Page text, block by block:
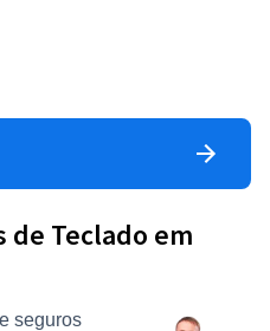
de Teclado em
seguros